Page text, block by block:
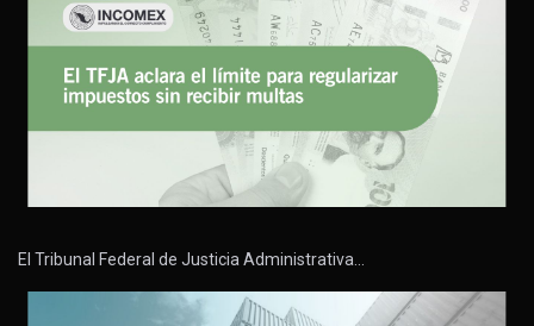
El Tribunal Federal de Justicia Administrativa…